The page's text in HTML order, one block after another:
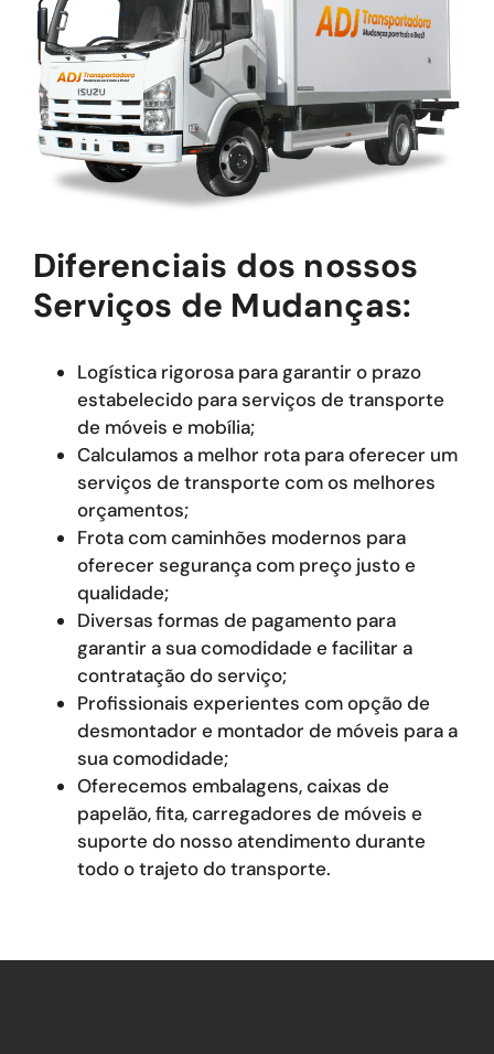
Diferenciais dos nossos
Serviços de Mudanças:
Logística rigorosa para garantir o prazo
estabelecido para serviços de transporte
de móveis e mobília;
Calculamos a melhor rota para oferecer um
serviços de transporte com os melhores
orçamentos;
Frota com caminhões modernos para
oferecer segurança com preço justo e
qualidade;
Diversas formas de pagamento para
garantir a sua comodidade e facilitar a
contratação do serviço;
Profissionais experientes com opção de
desmontador e montador de móveis para a
sua comodidade;
Oferecemos embalagens, caixas de
papelão, fita, carregadores de móveis e
suporte do nosso atendimento durante
todo o trajeto do transporte.